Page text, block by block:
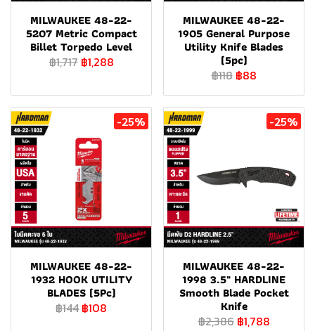
MILWAUKEE 48-22-
5207 Metric Compact
Billet Torpedo Level
฿1,717 ฿1,288
MILWAUKEE 48-22-
1905 General Purpose
Utility Knife Blades
(5pc)
฿118 ฿88
-25%
MILWAUKEE 48-22-
1932 HOOK UTILITY
BLADES (5Pc)
฿144 ฿108
-25%
MILWAUKEE 48-22-
1998 3.5" HARDLINE
Smooth Blade Pocket
Knife
฿2,386 ฿1,788